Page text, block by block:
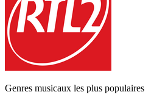
Genres musicaux les plus populaires